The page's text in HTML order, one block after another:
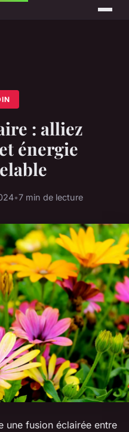
: alliez
énergie
•7 min de lecture
une fusion éclairée entre